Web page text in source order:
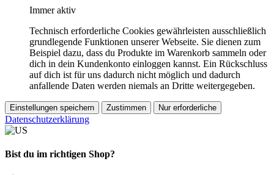
Immer aktiv
Technisch erforderliche Cookies gewährleisten ausschließlich
grundlegende Funktionen unserer Webseite. Sie dienen zum
Beispiel dazu, dass du Produkte im Warenkorb sammeln oder
dich in dein Kundenkonto einloggen kannst. Ein Rückschluss
auf dich ist für uns dadurch nicht möglich und dadurch
anfallende Daten werden niemals an Dritte weitergegeben.
Einstellungen speichern Zustimmen Nur erforderliche
Datenschutzerklärung
Bist du im richtigen Shop?